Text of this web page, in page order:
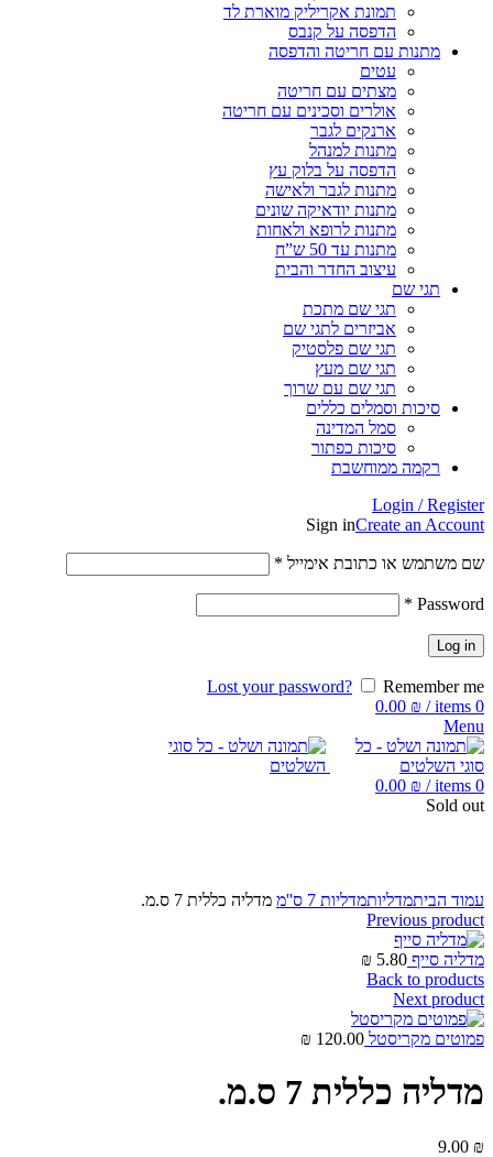
תמונת אקריליק מוארת לד
הדפסה על קנבס
מתנות עם חריטה והדפסה
עטים
מצתים עם חריטה
אולרים וסכינים עם חריטה
ארנקים לגבר
מתנות למנהל
הדפסה על בלוק עץ
מתנות לגבר ולאישה
מתנות יודאיקה שונים
מתנות לרופא ולאחות
מתנות עד 50 ש”ח
עיצוב החדר והבית
תגי שם
תגי שם מתכת
אביזרים לתגי שם
תגי שם פלסטיק
תגי שם מעץ
תגי שם עם שרוך
סיכות וסמלים כללים
סמל המדינה
סיכות כפתור
רקמה ממוחשבת
Login / Register
Sign inCreate an Account
שם משתמש או כתובת אימייל *
Password
*
Log in
Lost your password?
Remember me
0
items
/
0.00 ₪
Menu
0
items
/
0.00 ₪
Sold out
עמוד הביתמדליותמדליות 7 ס''מ
מדליה כללית 7 ס.מ.
Previous product
מדליה סייף 5.80
₪
Back to products
Next product
פמוטים מקריסטל 120.00
₪
מדליה כללית 7 ס.מ.
9.00 ₪